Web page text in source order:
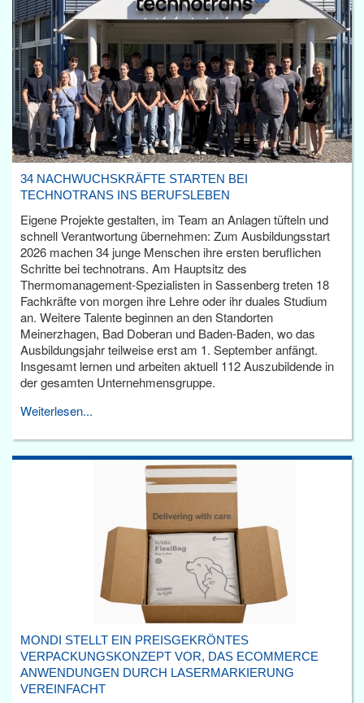
34 NACHWUCHSKRÄFTE STARTEN BEI
TECHNOTRANS INS BERUFSLEBEN
Eigene Projekte gestalten, im Team an Anlagen tüfteln und
schnell Verantwortung übernehmen: Zum Ausbildungsstart
2026 machen 34 junge Menschen ihre ersten beruflichen
Schritte bei technotrans. Am Hauptsitz des
Thermomanagement-Spezialisten in Sassenberg treten 18
Fachkräfte von morgen ihre Lehre oder ihr duales Studium
an. Weitere Talente beginnen an den Standorten
Meinerzhagen, Bad Doberan und Baden-Baden, wo das
Ausbildungsjahr teilweise erst am 1. September anfängt.
Insgesamt lernen und arbeiten aktuell 112 Auszubildende in
der gesamten Unternehmensgruppe.
Weiterlesen...
MONDI STELLT EIN PREISGEKRÖNTES
VERPACKUNGSKONZEPT VOR, DAS ECOMMERCE
ANWENDUNGEN DURCH LASERMARKIERUNG
VEREINFACHT